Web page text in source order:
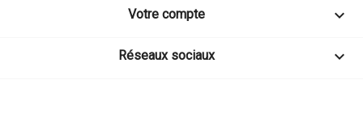
Votre compte 
Réseaux sociaux 